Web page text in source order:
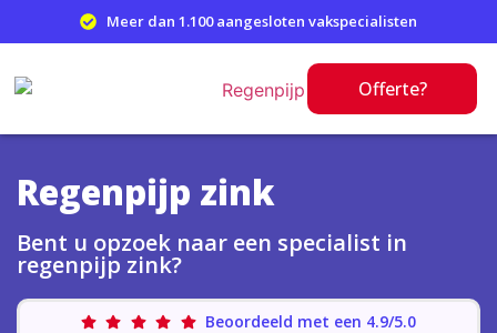
Meer dan 1.100 aangesloten vakspecialisten
Offerte?
Regenpijp zink
Bent u opzoek naar een specialist in
regenpijp zink?
Beoordeeld met een 4.9/5.0